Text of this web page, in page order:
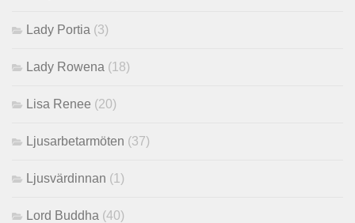
Lady Portia (3)
Lady Rowena (18)
Lisa Renee (20)
Ljusarbetarmöten (37)
Ljusvärdinnan (1)
Lord Buddha (40)